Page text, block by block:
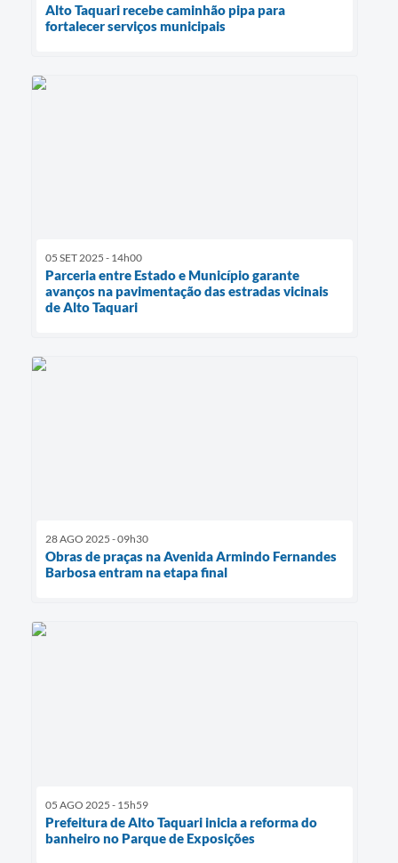
Alto Taquari recebe caminhão pipa para
fortalecer serviços municipais
05 SET 2025 - 14h00
Parceria entre Estado e Município garante
avanços na pavimentação das estradas vicinais
de Alto Taquari
28 AGO 2025 - 09h30
Obras de praças na Avenida Armindo Fernandes
Barbosa entram na etapa final
05 AGO 2025 - 15h59
Prefeitura de Alto Taquari inicia a reforma do
banheiro no Parque de Exposições